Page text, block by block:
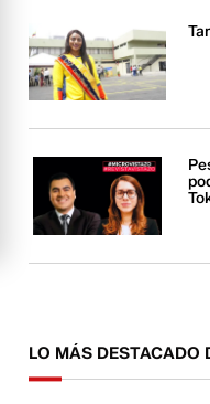
LO MÁS DESTACADO